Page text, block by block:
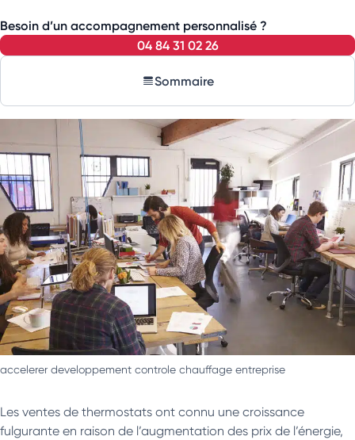
Besoin d’un accompagnement personnalisé ?
04 84 31 02 26
Sommaire
accelerer developpement controle chauffage entreprise
Les ventes de thermostats ont connu une croissance
fulgurante en raison de l’augmentation des prix de l’énergie,